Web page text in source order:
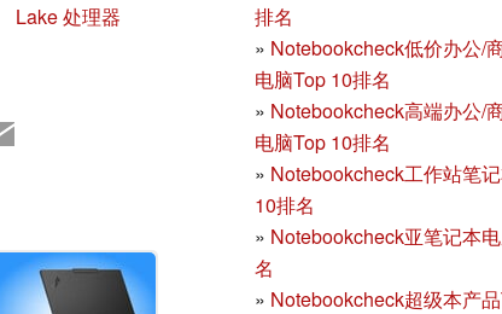
排名
» Notebookcheck低价办公/
电脑Top 10排名
» Notebookcheck高端办公/
电脑Top 10排名
» Notebookcheck工作站笔
10排名
» Notebookcheck亚笔记本
名
» Notebookcheck超级本产
Lake 处理器